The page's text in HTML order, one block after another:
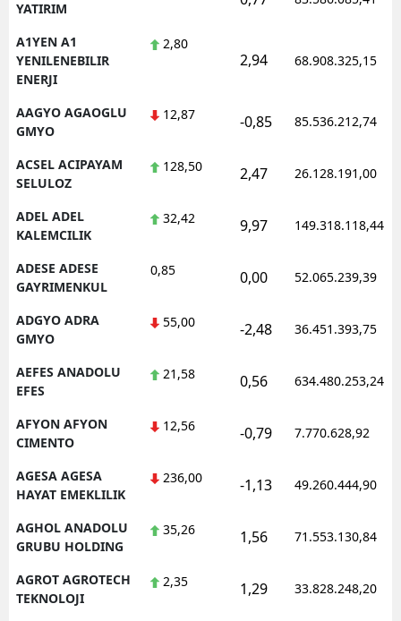
Elazığ
Erzurum
Eskişehir
Gümüşhane
Isparta
Mersin
Kars
YATIRIM
A1YEN A1
YENILENEBILIR
ENERJI
2,80
2,94 68.908.325,15
AAGYO AGAOGLU
GMYO
12,87 -0,85 85.536.212,74
ACSEL ACIPAYAM
SELULOZ
128,50 2,47 26.128.191,00
ADEL ADEL
KALEMCILIK
32,42 9,97 149.318.118,44
ADESE ADESE
GAYRIMENKUL
0,85 0,00 52.065.239,39
ADGYO ADRA
GMYO
55,00 -2,48 36.451.393,75
AEFES ANADOLU
EFES
21,58 0,56 634.480.253,24
AFYON AFYON
CIMENTO
12,56 -0,79 7.770.628,92
AGESA AGESA
HAYAT EMEKLILIK
236,00 -1,13 49.260.444,90
AGHOL ANADOLU
GRUBU HOLDING
35,26 1,56 71.553.130,84
AGROT AGROTECH
TEKNOLOJI
2,35 1,29 33.828.248,20